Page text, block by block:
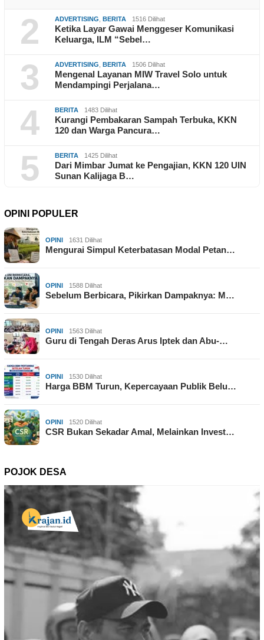
2 ADVERTISING BERITA 1516 Dilihat
Ketika Layar Gawai Menggeser Komunikasi
Keluarga, ILM “Sebel…
3 ADVERTISING BERITA 1506 Dilihat
Mengenal Layanan MIW Travel Solo untuk
Mendampingi Perjalana…
4 BERITA 1483 Dilihat
Kurangi Pembakaran Sampah Terbuka, KKN
120 dan Warga Pancura…
5 BERITA 1425 Dilihat
Dari Mimbar Jumat ke Pengajian, KKN 120 UIN
Sunan Kalijaga B…
OPINI POPULER
OPINI 1631 Dilihat
Mengurai Simpul Keterbatasan Modal Petan…
OPINI 1588 Dilihat
Sebelum Berbicara, Pikirkan Dampaknya: M…
OPINI 1563 Dilihat
Guru di Tengah Deras Arus Iptek dan Abu-…
OPINI 1530 Dilihat
Harga BBM Turun, Kepercayaan Publik Belu…
OPINI 1520 Dilihat
CSR Bukan Sekadar Amal, Melainkan Invest…
POJOK DESA